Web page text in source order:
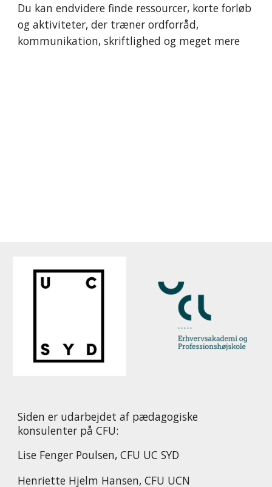
Du kan endvidere finde ressourcer, korte forløb
og aktiviteter, der træner ordforråd,
kommunikation, skriftlighed og meget mere
Siden er udarbejdet af pædagogiske
konsulenter på CFU:
Lise Fenger Poulsen, CFU UC SYD
Henriette Hjelm Hansen, CFU UCN